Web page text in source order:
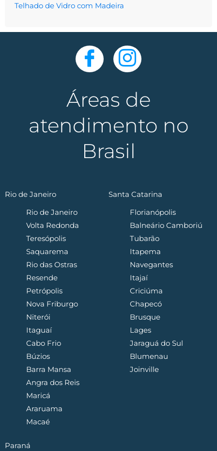
Telhado de Vidro com Madeira
Áreas de
atendimento no
Brasil
Rio de Janeiro
Rio de Janeiro
Volta Redonda
Teresópolis
Saquarema
Rio das Ostras
Resende
Petrópolis
Nova Friburgo
Niterói
Itaguaí
Cabo Frio
Búzios
Barra Mansa
Angra dos Reis
Maricá
Araruama
Macaé
Santa Catarina
Florianópolis
Balneário Camboriú
Tubarão
Itapema
Navegantes
Itajaí
Criciúma
Chapecó
Brusque
Lages
Jaraguá do Sul
Blumenau
Joinville
Paraná